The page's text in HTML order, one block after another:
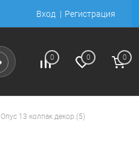
Вход Регистрация
0 0 0
Опус 13 колпак декор.(5)